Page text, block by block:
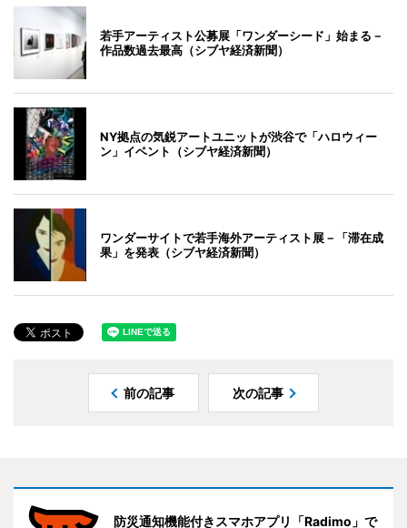
若手アーティスト公募展「ワンダーシード」始まる－
作品数過去最高（シブヤ経済新聞）
NY拠点の気鋭アートユニットが渋谷で「ハロウィー
ン」イベント（シブヤ経済新聞）
ワンダーサイトで若手海外アーティスト展－「滞在成
果」を発表（シブヤ経済新聞）
前の記事 次の記事
防災通知機能付きスマホアプリ「Radimo」で